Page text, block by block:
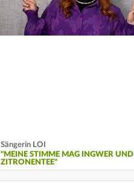
Sängerin LOI
"MEINE STIMME MAG INGWER UND
ZITRONENTEE"